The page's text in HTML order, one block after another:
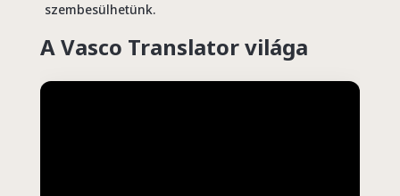
szembesülhetünk.
AVasco Translator világa